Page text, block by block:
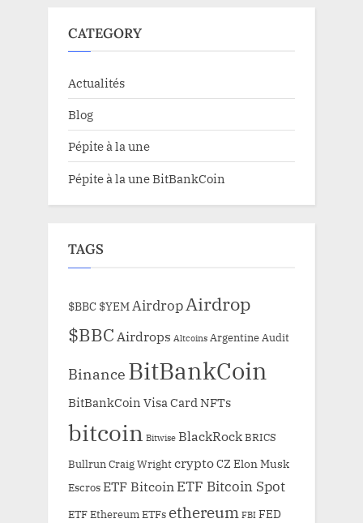
CATEGORY
Actualités
Blog
Pépite à la une
Pépite à la une BitBankCoin
TAGS
$BBC $YEMAirdropAirdrop
$BBCAirdrops Altcoins Argentine Audit
Binance BitBankCoin
BitBankCoin Visa Card NFTs
bitcoin Bitwise BlackRockBRICS
Bullrun Craig WrightcryptoCZ Elon Musk
EscrosETF Bitcoin ETF Bitcoin Spot
ETF Ethereum ETFs ethereum FBI FED